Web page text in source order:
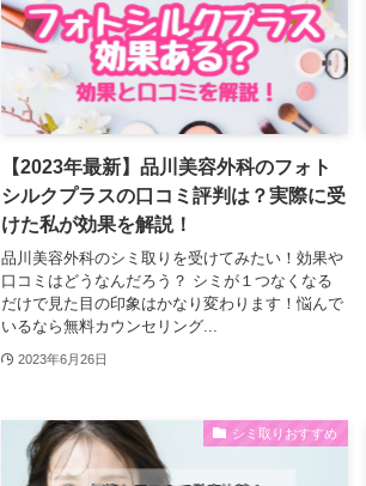
【2023年最新】品川美容外科のフォト
シルクプラスの口コミ評判は？実際に受
けた私が効果を解説！
品川美容外科のシミ取りを受けてみたい！効果や
口コミはどうなんだろう？ シミが１つなくなる
だけで見た目の印象はかなり変わります！悩んで
いるなら無料カウンセリング...
2023年6月26日
シミ取りおすすめ